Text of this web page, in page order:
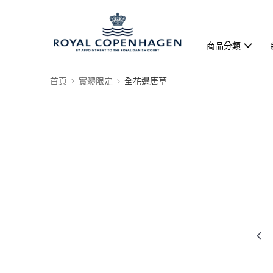
商品分類
首頁 實體限定 全花邊唐草